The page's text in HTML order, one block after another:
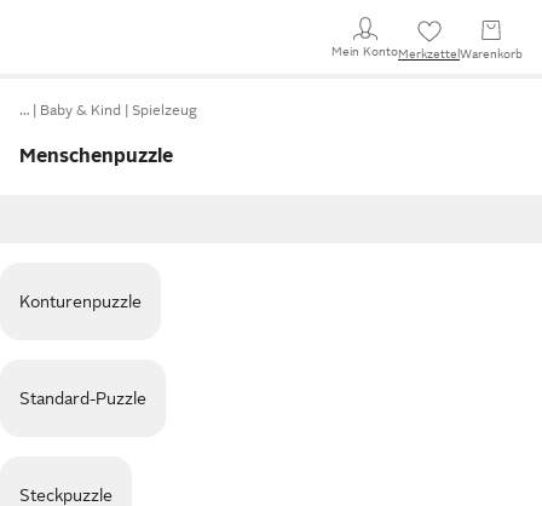
Mein KontoMerkzettel Warenkorb
… Baby & Kind Spielzeug
Menschenpuzzle
Konturenpuzzle
Standard-Puzzle
Steckpuzzle